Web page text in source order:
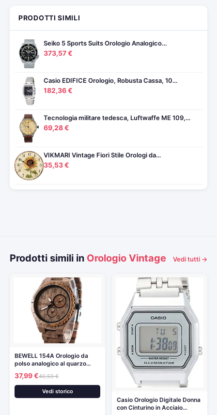
PRODOTTI SIMILI
Seiko 5 Sports Suits Orologio Analogico…
373,57 €
Casio EDIFICE Orologio, Robusta Cassa, 10…
182,36 €
Tecnologia militare tedesca, Luftwaffe ME 109,…
69,28 €
VIKMARI Vintage Fiori Stile Orologi da…
35,53 €
Prodotti simili in Orologio Vintage Vedi tutti →
BEWELL 154A Orologio da
polso analogico al quarzo…
37,99 €40,59 €
Vedi storico
Casio Orologio Digitale Donna
con Cinturino in Acciaio…